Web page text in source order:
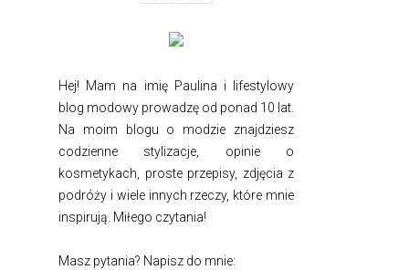
Hej! Mam na imię Paulina i
lifestylowy
blog modowy prowadzę od ponad 10 lat.
Na moim blogu o modzie znajdziesz
codzienne stylizacje, opinie o
kosmetykach, proste przepisy, zdjęcia z
podróży i wiele innych rzeczy, które mnie
inspirują. Miłego czytania!
Masz pytania? Napisz do mnie: